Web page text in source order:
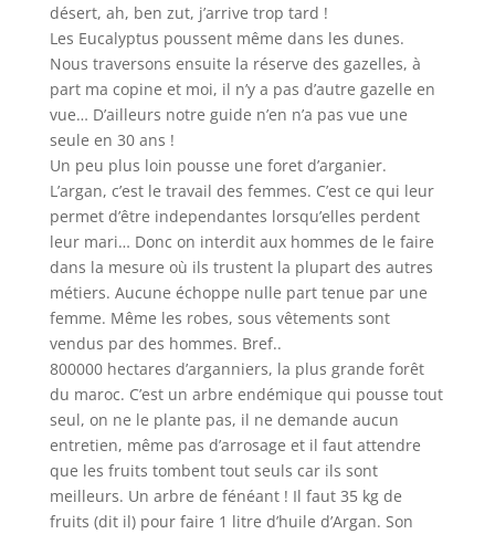
désert, ah, ben zut, j’arrive trop tard !
Les Eucalyptus poussent même dans les dunes.
Nous traversons ensuite la réserve des gazelles, à
part ma copine et moi, il n’y a pas d’autre gazelle en
vue… D’ailleurs notre guide n’en n’a pas vue une
seule en 30 ans !
Un peu plus loin pousse une foret d’arganier.
L’argan, c’est le travail des femmes. C’est ce qui leur
permet d’être independantes lorsqu’elles perdent
leur mari… Donc on interdit aux hommes de le faire
dans la mesure où ils trustent la plupart des autres
métiers. Aucune échoppe nulle part tenue par une
femme. Même les robes, sous vêtements sont
vendus par des hommes. Bref..
800000 hectares d’arganniers, la plus grande forêt
du maroc. C’est un arbre endémique qui pousse tout
seul, on ne le plante pas, il ne demande aucun
entretien, même pas d’arrosage et il faut attendre
que les fruits tombent tout seuls car ils sont
meilleurs. Un arbre de fénéant ! Il faut 35 kg de
fruits (dit il) pour faire 1 litre d’huile d’Argan. Son